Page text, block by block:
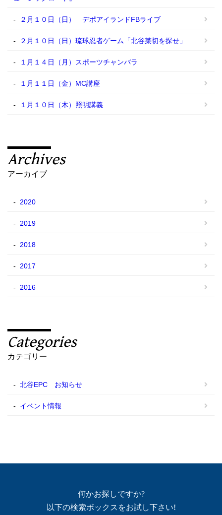
２月１０日（日） デポアイランドFBライブ
２月１０日（日）琉球忍者ゲーム「北谷菜切を探せ」
１月１４日（月）スポーツチャンバラ
１月１１日（金）MC講座
１月１０日（木）照明講義
Archives
アーカイブ
2020
2019
2018
2017
2016
Categories
カテゴリー
北谷EPC お知らせ
イベント情報
何かお探しですか?
以下の検索ボックスをお試し下さい!